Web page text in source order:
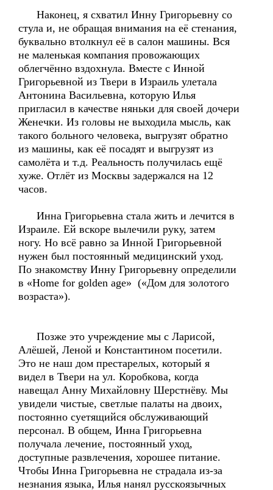
Наконец, я схватил Инну Григорьевну со
стула и, не обращая внимания на её стенания,
буквально втолкнул её в салон машины. Вся
не маленькая компания провожающих
облегчённо вздохнула. Вместе с Инной
Григорьевной из Твери в Израиль улетала
Антонина Васильевна, которую Илья
пригласил в качестве няньки для своей дочери
Женечки. Из головы не выходила мысль, как
такого больного человека, выгрузят обратно
из машины, как её посадят и выгрузят из
самолёта и т.д. Реальность получилась ещё
хуже. Отлёт из Москвы задержался на 12
часов.
Инна Григорьевна стала жить и лечится в
Израиле. Ей вскоре вылечили руку, затем
ногу. Но всё равно за Инной Григорьевной
нужен был постоянный медицинский уход.
По знакомству Инну Григорьевну определили
в «Home for golden age» («Дом для золотого
возраста»).
Позже это учреждение мы с Ларисой,
Алёшей, Леной и Константином посетили.
Это не наш дом престарелых, который я
видел в Твери на ул. Коробкова, когда
навещал Анну Михайловну Шерстнёву. Мы
увидели чистые, светлые палаты на двоих,
постоянно суетящийся обслуживающий
персонал. В общем, Инна Григорьевна
получала лечение, постоянный уход,
доступные развлечения, хорошее питание.
Чтобы Инна Григорьевна не страдала из-за
незнания языка, Илья нанял русскоязычных